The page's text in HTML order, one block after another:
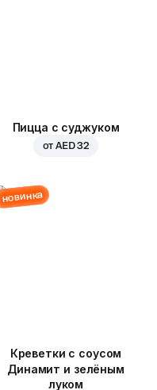
Пицца с суджуком
отAED 32
новинка
Креветки с соусом
Динамит и зелёным
луком